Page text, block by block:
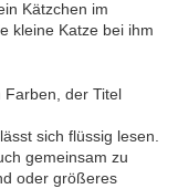
Kätzchen im
kleine Katze bei ihm
Farben, der Titel
sich flüssig lesen.
gemeinsam zu
oder größeres